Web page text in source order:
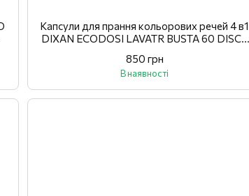
Капсули для прання кольорових речей 4 в1
DIXAN ECODOSI LAVATR BUSTA 60 DISCS
850 грн
В наявності